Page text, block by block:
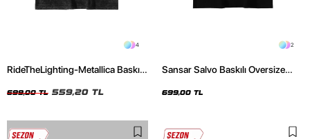
4
RideTheLighting-Metallica Baskılı
Tshirt
699,00 TL 559,20 TL
2
Sansar Salvo Baskılı Oversize
699,00 TL